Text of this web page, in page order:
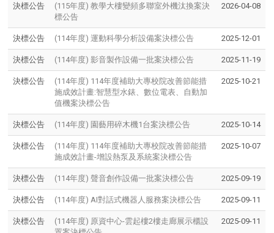
決標公告
(115年度) 教學大樓變頻多聯室外機汰換案決
標公告
2026-04-08
決標公告 (114年度) 運動科學分析設備案決標公告 2025-12-01
決標公告 (114年度) 影音製作設備一批案決標公告 2025-11-19
決標公告
(114年度) 114年度補助大專校院改善節能措
施成效計畫:智慧型水錶、數位電表、自動加
值機案決標公告
2025-10-21
決標公告 (114年度) 園藝用碎木機1台案決標公告 2025-10-14
決標公告
(114年度) 114年度補助大專校院改善節能措
施成效計畫-增設熱泵及系統案決標公告
2025-10-07
決標公告 (114年度) 聲音創作設備一批案決標公告 2025-09-19
決標公告 (114年度) AI對話式機器人服務案決標公告 2025-09-11
決標公告
(114年度) 原資中心-雲起樓2樓走廊展示櫃設
2025-09-11